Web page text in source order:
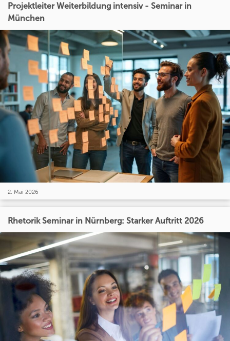
Projektleiter Weiterbildung intensiv - Seminar in
München
2. Mai 2026
Rhetorik Seminar in Nürnberg: Starker Auftritt 2026